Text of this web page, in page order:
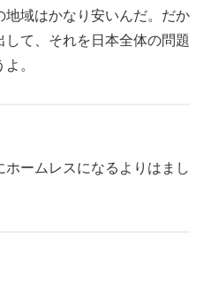
域はかなり安いんだ。だか
て、それを日本全体の問題
。
ホームレスになるよりはまし